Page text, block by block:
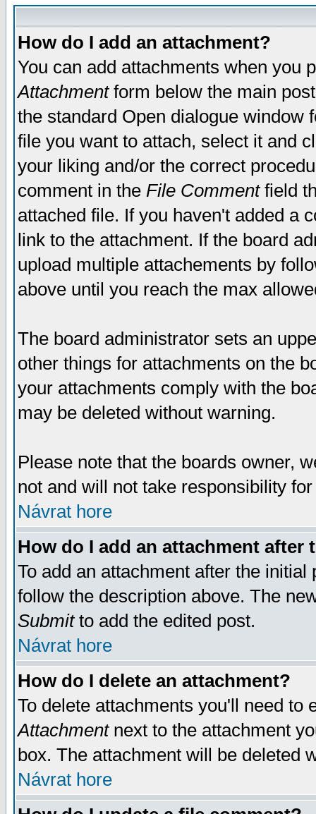
How do I add an attachment?
You can add attachments when you
Attachmentform below the main
the standard Open dialogue window
file you want to attach, select it and
your liking and/or the correct
comment in the File Commentfield
attached file. If you haven't added a
link to the attachment. If the board
upload multiple attachements by
above until you reach the max
The board administrator sets an
other things for attachments on the
your attachments comply with the
may be deleted without warning.
Please note that the boards owner,
not and will not take responsibility
Návrat hore
How do I add an attachment after
To add an attachment after the
follow the description above. The
Submitto add the edited post.
Návrat hore
How do I delete an attachment?
To delete attachments you'll need
Attachmentnext to the attachment
box. The attachment will be deleted
Návrat hore